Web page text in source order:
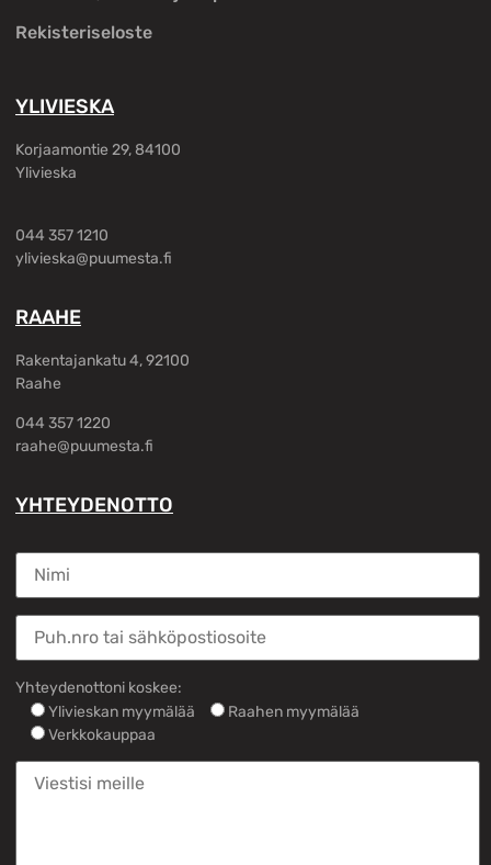
Rekisteriseloste
YLIVIESKA
Korjaamontie 29, 84100
Ylivieska
044 357 1210
ylivieska@puumesta.fi
RAAHE
Rakentajankatu 4, 92100
Raahe
044 357 1220
raahe@puumesta.fi
YHTEYDENOTTO
Yhteydenottoni koskee:
Ylivieskan myymälää
Raahen myymälää
Verkkokauppaa